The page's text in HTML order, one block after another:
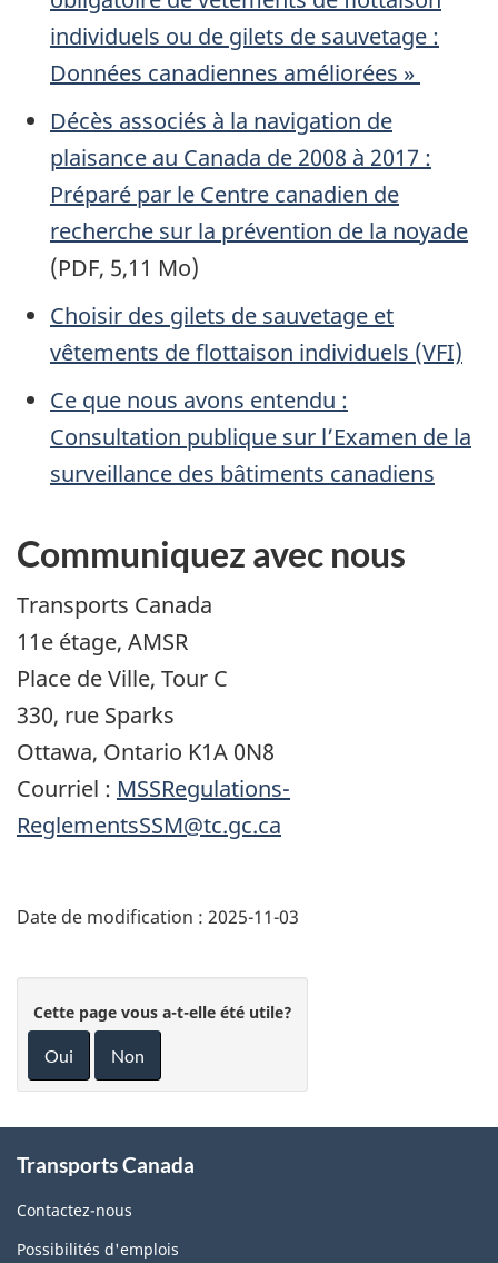
individuels ou de gilets de sauvetage :
Données canadiennes améliorées »
Décès associés à la navigation de
plaisance au Canada de 2008 à 2017 :
Préparé par le Centre canadien de
recherche sur la prévention de la noyade
(PDF, 5,11 Mo)
Choisir des gilets de sauvetage et
vêtements de flottaison individuels (VFI)
Ce que nous avons entendu :
Consultation publique sur l’Examen de la
surveillance des bâtiments canadiens
Communiquez avec nous
Transports Canada
11e étage, AMSR
Place de Ville, Tour C
330, rue Sparks
Ottawa, Ontario K1A 0N8
Courriel : MSSRegulations-
ReglementsSSM@tc.gc.ca
Date de modification : 2025-11-03
Cette page vous a-t-elle été utile?
Oui Non
this
site
Transports Canada
Contactez-nous
Possibilités d'emplois